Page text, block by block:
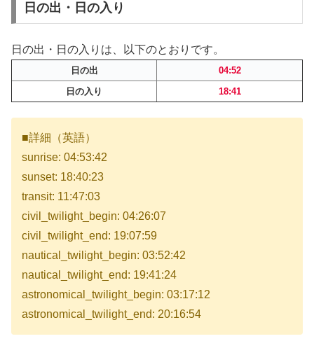
日の出・日の入り
日の出・日の入りは、以下のとおりです。
日の出
04:52
日の入り
18:41
■詳細（英語）
sunrise: 04:53:42
sunset: 18:40:23
transit: 11:47:03
civil_twilight_begin: 04:26:07
civil_twilight_end: 19:07:59
nautical_twilight_begin: 03:52:42
nautical_twilight_end: 19:41:24
astronomical_twilight_begin: 03:17:12
astronomical_twilight_end: 20:16:54